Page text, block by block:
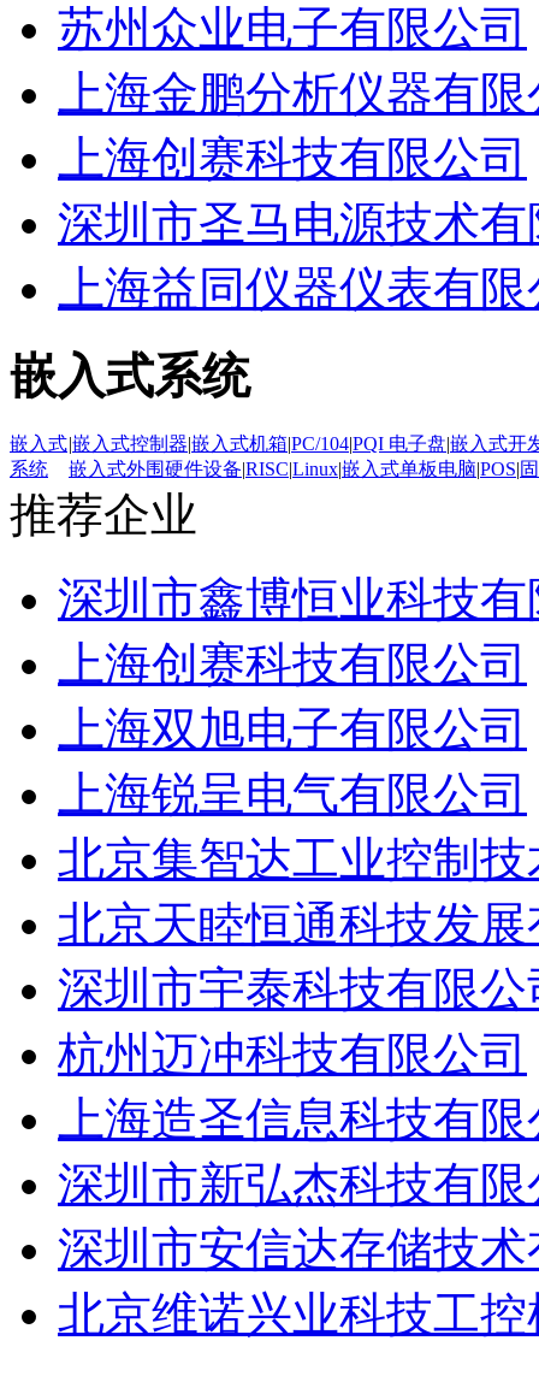
苏州众业电子有限公司
上海金鹏分析仪器有
上海创赛科技有限公司
深圳市圣马电源技术
上海益同仪器仪表有
嵌入式系统
嵌入式
系统
|嵌入式控制器|嵌入式机箱|PC/104|PQI 电子盘|嵌入式开
嵌入式外围硬件设备|RISC|Linux|嵌入式单板电脑|POS|
推荐企业
深圳市鑫博恒业科技
上海创赛科技有限公司
上海双旭电子有限公司
上海锐呈电气有限公司
北京集智达工业控制
北京天睦恒通科技发
深圳市宇泰科技有限公
杭州迈冲科技有限公司
上海造圣信息科技有
深圳市新弘杰科技有限
深圳市安信达存储技
北京维诺兴业科技工控